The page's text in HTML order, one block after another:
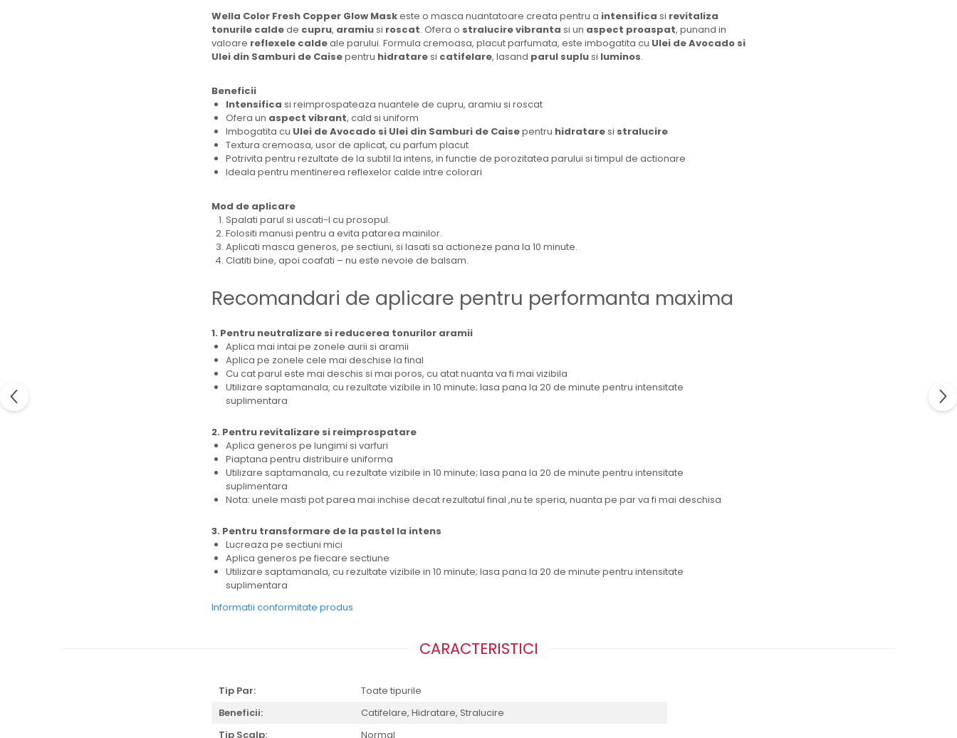
Wella Color Fresh Copper Glow Maskeste o masca nuantatoare creata pentru a intensifica si revitaliza
tonurile caldede cupru, aramiusi roscat. Ofera o stralucire vibranta si un aspect proaspat, punand in
valoare reflexele caldeale parului. Formula cremoasa, placut parfumata, este imbogatita cu Ulei de Avocado si
Ulei din Samburi de Caisepentru hidrataresi catifelare, lasand parul suplusi luminos.
Beneficii
Intensifica si reimprospateaza nuantele de cupru, aramiu si roscat
Ofera un aspect vibrant, cald si uniform
Imbogatita cu Ulei de Avocado si Ulei din Samburi de Caisepentru hidrataresi stralucire
Textura cremoasa, usor de aplicat, cu parfum placut
Potrivita pentru rezultate de la subtil la intens, in functie de porozitatea parului si timpul de actionare
Ideala pentru mentinerea reflexelor calde intre colorari
Mod de aplicare
Spalati parul si uscati-l cu prosopul.
Folositi manusi pentru a evita patarea mainilor.
Aplicati masca generos, pe sectiuni, si lasati sa actioneze pana la 10 minute.
Clatiti bine, apoi coafati – nu este nevoie de balsam.
Recomandari de aplicare pentru performanta maxima
1. Pentru neutralizare si reducerea tonurilor aramii
Aplica mai intai pe zonele aurii si aramii
Aplica pe zonele cele mai deschise la final
Cu cat parul este mai deschis si mai poros, cu atat nuanta va fi mai vizibila
Utilizare saptamanala, cu rezultate vizibile in 10 minute; lasa pana la 20 de minute pentru intensitate
suplimentara
2. Pentru revitalizare si reimprospatare
Aplica generos pe lungimi si varfuri
Piaptana pentru distribuire uniforma
Utilizare saptamanala, cu rezultate vizibile in 10 minute; lasa pana la 20 de minute pentru intensitate
suplimentara
Nota: unele masti pot parea mai inchise decat rezultatul final ,nu te speria, nuanta pe par va fi mai deschisa
3. Pentru transformare de la pastel la intens
Lucreaza pe sectiuni mici
Aplica generos pe fiecare sectiune
Utilizare saptamanala, cu rezultate vizibile in 10 minute; lasa pana la 20 de minute pentru intensitate
suplimentara
Informatii conformitate produs
CARACTERISTICI
Tip Par:
Toate tipurile
Beneficii:
Catifelare, Hidratare, Stralucire
Tip Scalp:
Normal